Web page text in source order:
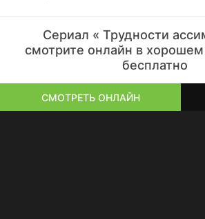
Сериал « Трудности
смотрите онлайн в хорошем
бесплатно
СМОТРЕТЬ ОНЛАЙН